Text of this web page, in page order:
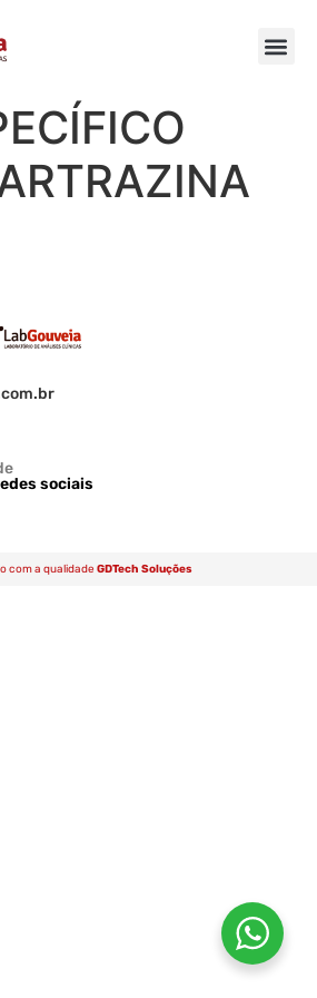
sociais
com a qualidade GDTech Soluções